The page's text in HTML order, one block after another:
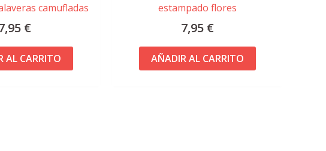
camufladas
€
AL CARRITO
estampado flores
7,95 €
AÑADIR AL CARRITO